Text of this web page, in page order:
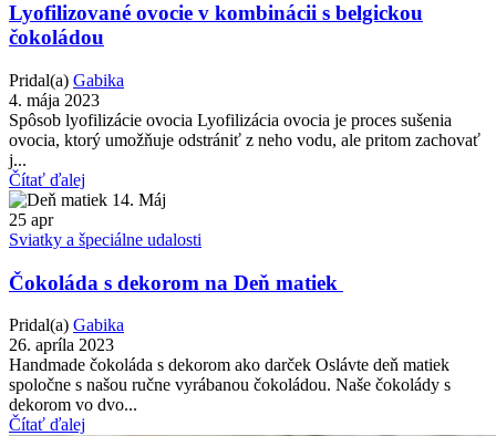
Lyofilizované ovocie v kombinácii s belgickou
čokoládou
Pridal(a) Gabika
4. mája 2023
Spôsob lyofilizácie ovocia Lyofilizácia ovocia je proces sušenia
ovocia, ktorý umožňuje odstrániť z neho vodu, ale pritom zachovať
j...
Čítať ďalej
25 apr
Sviatky a špeciálne udalosti
Čokoláda s dekorom na Deň matiek
Pridal(a) Gabika
26. apríla 2023
Handmade čokoláda s dekorom ako darček Oslávte deň matiek
spoločne s našou ručne vyrábanou čokoládou. Naše čokolády s
dekorom vo dvo...
Čítať ďalej